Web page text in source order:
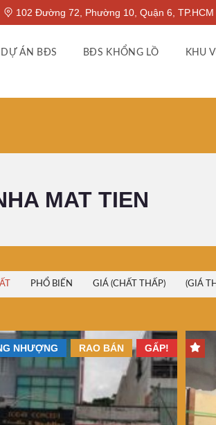
102 Đường 72, Phường 10, Quận 6, TP.HCM
DỰ ÁN BĐS BĐS KHỔNG LỒ KHU
MAT TIEN
PHỔ BIẾN GIÁ (CHẤT THẤP) (GIÁ
GẤP!
RAO BÁN
NHƯỢNG